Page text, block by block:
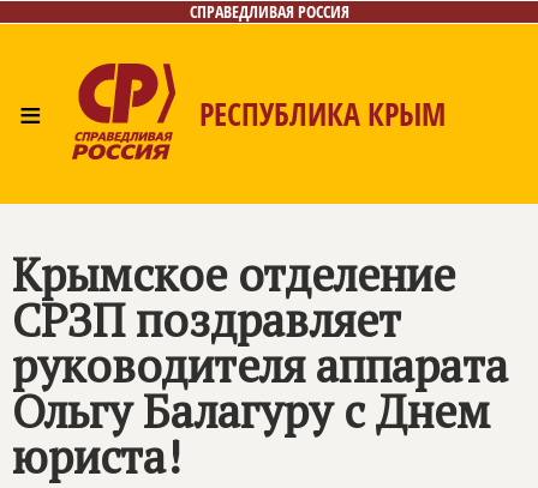
СПРАВЕДЛИВАЯ РОССИЯ
≡ РЕСПУБЛИКА КРЫМ
Крымское отделение
СРЗП поздравляет
руководителя аппарата
Ольгу Балагуру с Днем
юриста!